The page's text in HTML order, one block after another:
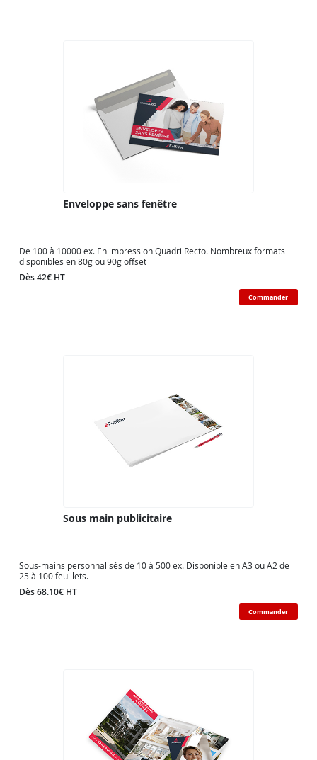
Enveloppe sans fenêtre
De 100 à 10000 ex. En impression Quadri Recto. Nombreux formats
disponibles en 80g ou 90g offset
Dès 42€ HT
Commander
Sous main publicitaire
Sous-mains personnalisés de 10 à 500 ex. Disponible en A3 ou A2 de
25 à 100 feuillets.
Dès 68.10€ HT
Commander